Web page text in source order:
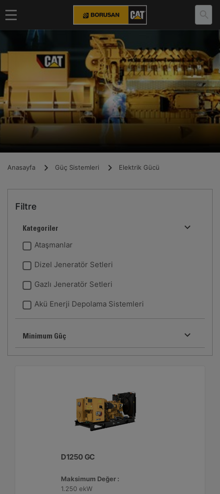
Anasayfa Güç Sistemleri Elektrik Gücü
Filtre
Kategoriler
Ataşmanlar
Dizel Jeneratör Setleri
Gazlı Jeneratör Setleri
Akü Enerji Depolama Sistemleri
Minimum Güç
D1250 GC
Maksimum Değer :
1.250 ekW